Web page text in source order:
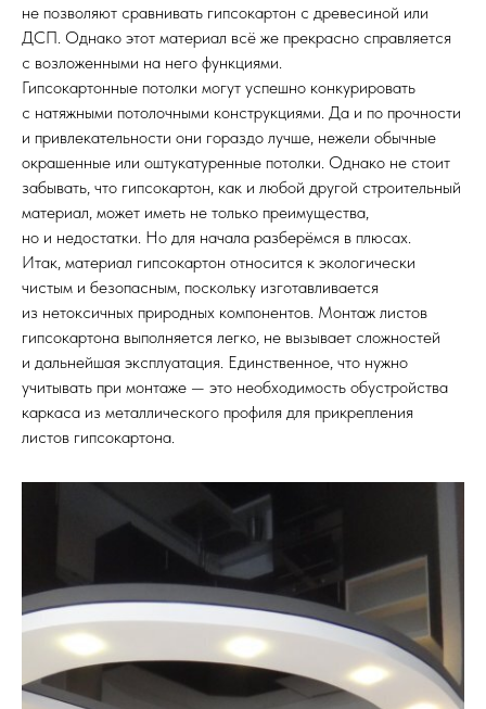
не позволяют сравнивать гипсокартон с древесиной или
ДСП. Однако этот материал всё же прекрасно справляется
с возложенными на него функциями.
Гипсокартонные потолки могут успешно конкурировать
с натяжными потолочными конструкциями. Да и по прочности
и привлекательности они гораздо лучше, нежели обычные
окрашенные или оштукатуренные потолки. Однако не стоит
забывать, что гипсокартон, как и любой другой строительный
материал, может иметь не только преимущества,
но и недостатки. Но для начала разберёмся в плюсах.
Итак, материал гипсокартон относится к экологически
чистым и безопасным, поскольку изготавливается
из нетоксичных природных компонентов. Монтаж листов
гипсокартона выполняется легко, не вызывает сложностей
и дальнейшая эксплуатация. Единственное, что нужно
учитывать при монтаже — это необходимость обустройства
каркаса из металлического профиля для прикрепления
листов гипсокартона.